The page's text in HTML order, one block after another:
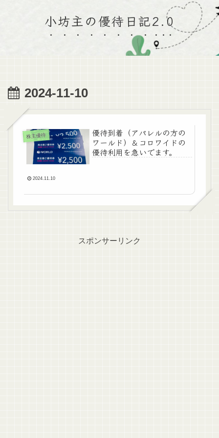
小坊主の優待日記2.0
2024-11-10
株主優待
優待到着（アパレルの方の
ワールド）＆コロワイドの
優待利用を急いでます。
2024.11.10
スポンサーリンク